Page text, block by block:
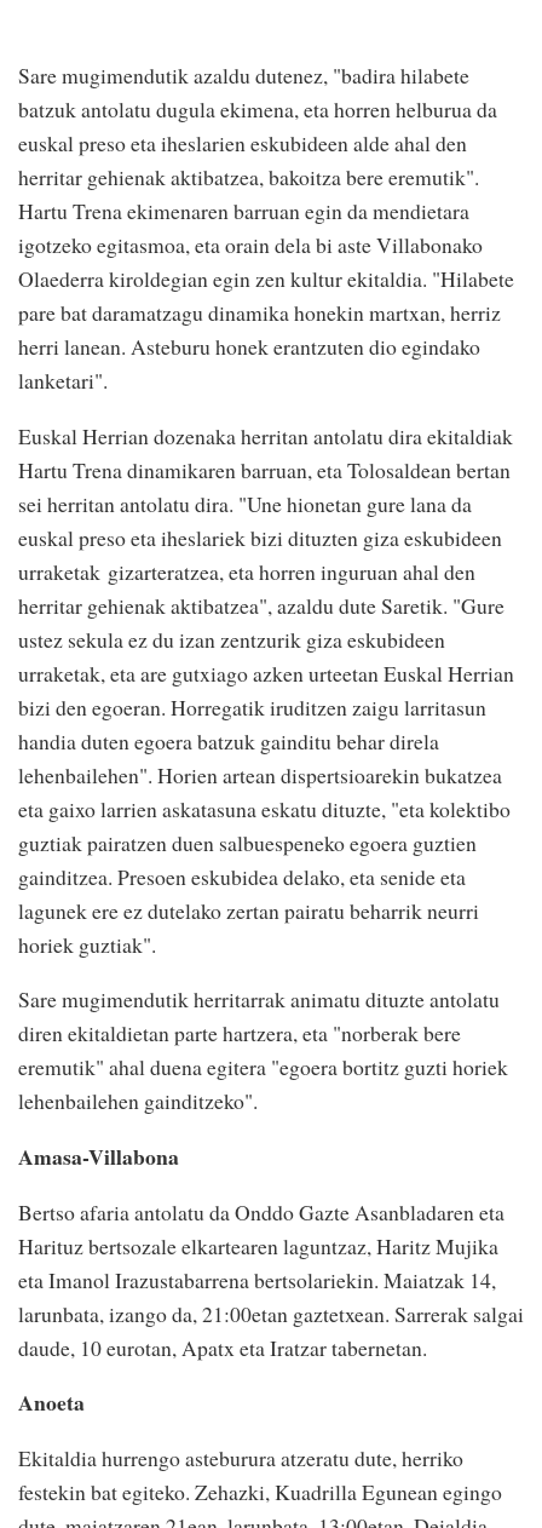
Sare mugimendutik azaldu dutenez, "badira hilabete
batzuk antolatu dugula ekimena, eta horren helburua da
euskal preso eta iheslarien eskubideen alde ahal den
herritar gehienak aktibatzea, bakoitza bere eremutik".
Hartu Trena ekimenaren barruan egin da mendietara
igotzeko egitasmoa, eta orain dela bi aste Villabonako
Olaederra kiroldegian egin zen kultur ekitaldia. "Hilabete
pare bat daramatzagu dinamika honekin martxan, herriz
herri lanean. Asteburu honek erantzuten dio egindako
lanketari".
Euskal Herrian dozenaka herritan antolatu dira ekitaldiak
Hartu Trena dinamikaren barruan, eta Tolosaldean bertan
sei herritan antolatu dira. "Une hionetan gure lana da
euskal preso eta iheslariek bizi dituzten giza eskubideen
urraketak gizarteratzea, eta horren inguruan ahal den
herritar gehienak aktibatzea", azaldu dute Saretik. "Gure
ustez sekula ez du izan zentzurik giza eskubideen
urraketak, eta are gutxiago azken urteetan Euskal Herrian
bizi den egoeran. Horregatik iruditzen zaigu larritasun
handia duten egoera batzuk gainditu behar direla
lehenbailehen". Horien artean dispertsioarekin bukatzea
eta gaixo larrien askatasuna eskatu dituzte, "eta kolektibo
guztiak pairatzen duen salbuespeneko egoera guztien
gainditzea. Presoen eskubidea delako, eta senide eta
lagunek ere ez dutelako zertan pairatu beharrik neurri
horiek guztiak".
Sare mugimendutik herritarrak animatu dituzte antolatu
diren ekitaldietan parte hartzera, eta "norberak bere
eremutik" ahal duena egitera "egoera bortitz guzti horiek
lehenbailehen gainditzeko".
Amasa-Villabona
Bertso afaria antolatu da Onddo Gazte Asanbladaren eta
Harituz bertsozale elkartearen laguntzaz, Haritz Mujika
eta Imanol Irazustabarrena bertsolariekin. Maiatzak 14,
larunbata, izango da, 21:00etan gaztetxean. Sarrerak salgai
daude, 10 eurotan, Apatx eta Iratzar tabernetan.
Anoeta
Ekitaldia hurrengo asteburura atzeratu dute, herriko
festekin bat egiteko. Zehazki, Kuadrilla Egunean egingo